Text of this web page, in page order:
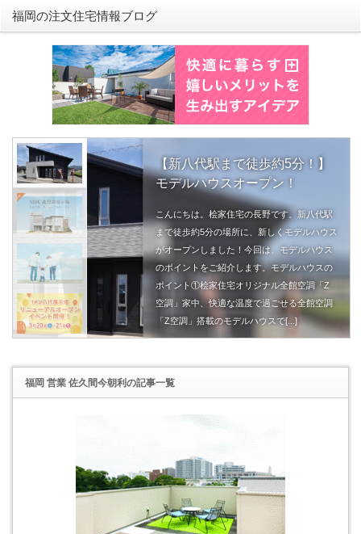
福岡の注文住宅情報ブログ
【新八代駅まで徒歩約5分！】
モデルハウスオープン！
こんにちは。桧家住宅の長野です。新八代駅
まで徒歩約5分の場所に、新しくモデルハウス
がオープンしました！今回は、モデルハウス
のポイントをご紹介します。モデルハウスの
ポイント①桧家住宅オリジナル全館空調「Z
空調」家中、快適な温度で過ごせる全館空調
「Z空調」搭載のモデルハウスで[...]
福岡 営業 佐久間今朝利 の記事一覧